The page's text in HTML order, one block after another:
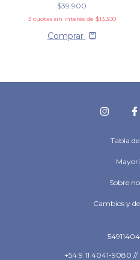
$39.900
3 cuotas sin interés de $13.300
Comprar
Tabla
Sobre
Cambios y
+54 9 11 4041-9080 //